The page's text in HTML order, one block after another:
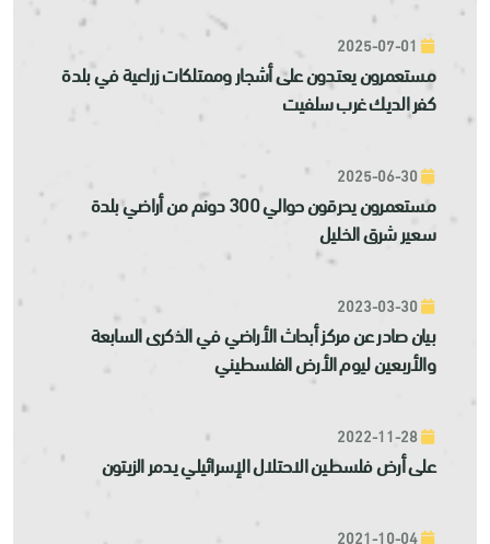
مستعمرون يعتدون على أشجار وممتلكات زراعية في بلدة
كفر الديك غرب سلفيت
مستعمرون يحرقون حوالي 300 دونم من أراضي بلدة
سعير شرق الخليل
بيان صادر عن مركز أبحاث الأراضي في الذكرى السابعة
والأربعين ليوم الأرض الفلسطيني
على أرض فلسطين الاحتلال الإسرائيلي يدمر الزيتون